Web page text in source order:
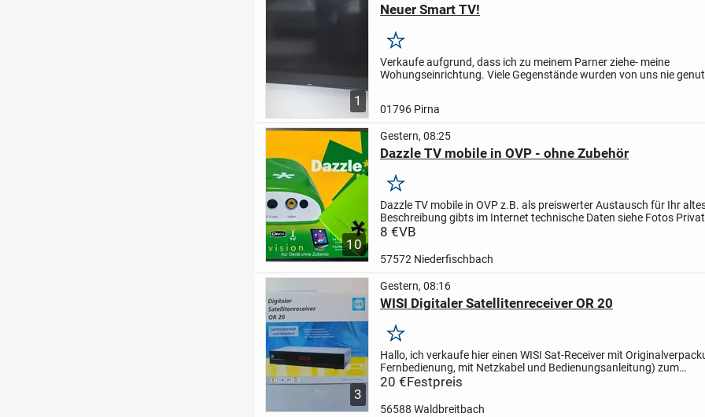
1
Neuer Smart TV!
Merken
Verkaufe aufgrund, dass ich zu meinem Parner ziehe- meine
Wohungseinrichtung. Viele Gegenstände wurden von uns nie
01796 Pirna
10
Gestern, 08:25
Dazzle TV mobile in OVP - ohne Zubehör
Merken
Dazzle TV mobile in OVPz.B. als preiswerter Austausch für Ihr
Beschreibung gibts im Internet technische Daten siehe Fotos
„Die Ware wird unter Ausschluss jeglicher...
8 €VB
57572 Niederfischbach
3
Gestern, 08:16
WISI Digitaler Satellitenreceiver OR 20
Merken
Hallo, ich verkaufe hier einen WISI Sat-Receiver mit
Fernbedienung, mit Netzkabel und Bedienungsanleitung) zum
Schnäppchenpreis. Weitere Infos finden Sie in den Fotos. Der...
20 €Festpreis
56588 Waldbreitbach